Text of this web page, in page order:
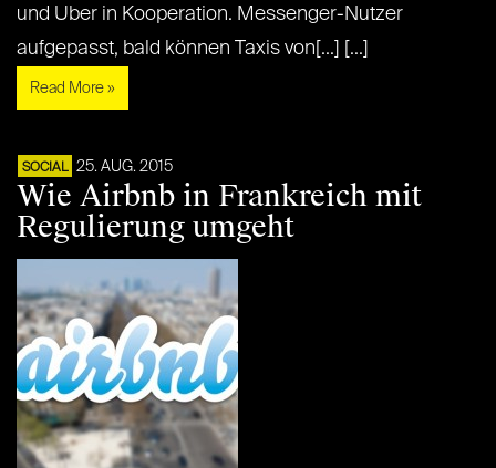
und Uber in Kooperation. Messenger-Nutzer
aufgepasst, bald können Taxis von[...] [...]
Read More »
SOCIAL 25. AUG. 2015
Wie Airbnb in Frankreich mit
Regulierung umgeht